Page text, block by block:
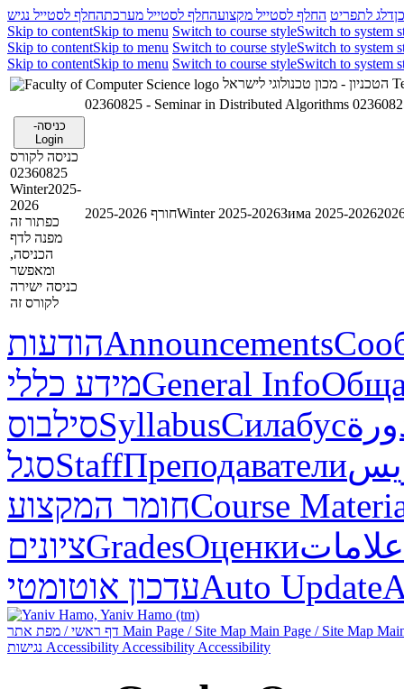
דלג לתפריט החלף לסטייל מקצועהחלף לסטייל מערכתהחלף לסטייל נגיש
Skip to contentSkip to menu Switch to course styleSwitch to system
Skip to contentSkip to menu Switch to course styleSwitch to system
Skip to contentSkip to menu Switch to course styleSwitch to system
02360825 - Seminar in Distributed Algorithms
כניסה-
Login
כניסה לקורס
02360825
Winter2025-
2026
כפתור זה
מפנה לדף
הכניסה,
ומאפשר
כניסה ישירה
לקורס זה
חורף 2025-2026Winter 2025-2026Зима 2025-2026
הודעותAnnouncements
מידע כלליGeneral Info
סילבוסSyllabusСилабус
סגלStaffПреподаватели
חומר המקצועCourse
ציוניםGradesОценкиعلامات
עדכון אוטומטיAuto Update
Main Page / Site Map Main Page / Site Map
Accessibility Accessibility Accessibility